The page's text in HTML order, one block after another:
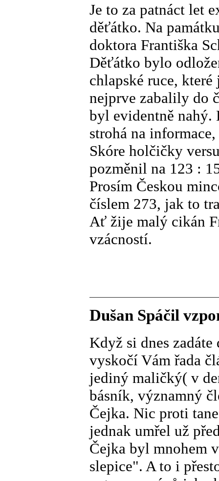
Je to za patnáct let
děťátko. Na
doktora Františka
Děťátko bylo
chlapské ruce,
nejprve zabalily do
byl evidentně nahý.
strohá na
Skóre holčičky
pozměnil na 123 :
Prosím Českou
číslem 273, jak to
Ať žije malý cikán
vzácností.
Dušan Spáčil
Když si dnes
vyskočí Vám řada
jediný maličký( v
básník, významný
Čejka. Nic proti
jednak umřel už
Čejka byl mnohem
slepice". A to i